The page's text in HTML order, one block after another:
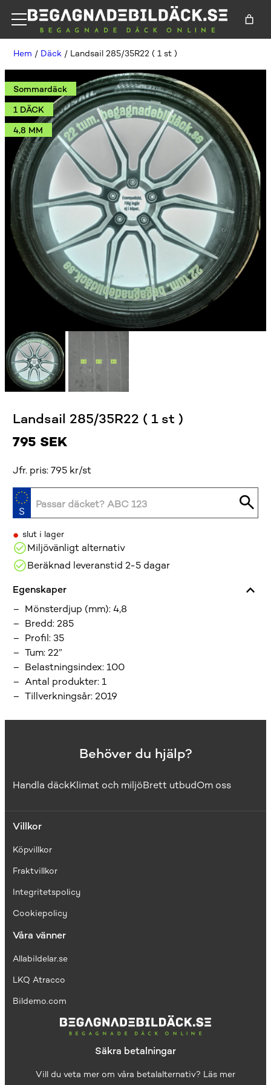
Hem / Däck / Landsail 285/35R22 ( 1 st )
Sommardäck
1 DÄCK
4,8 MM
Landsail 285/35R22 ( 1 st )
795 SEK
Jfr. pris: 795 kr/st
• slut i lager
Miljövänligt alternativ
Beräknad leveranstid 2-5 dagar
Egenskaper
Mönsterdjup (mm):4,8
Bredd:285
Profil:35
Tum:22”
Belastningsindex:100
Antal produkter:1
Tillverkningsår:2019
Behöver du hjälp?
Handla däckKlimat och miljöBrett utbudOm oss
Villkor
Köpvillkor
Fraktvillkor
Integritetspolicy
Cookiepolicy
Våra vänner
Allabildelar.se
LKQ Atracco
Bildemo.com
Säkra betalningar
Vill du veta mer om våra betalalternativ? Läs mer